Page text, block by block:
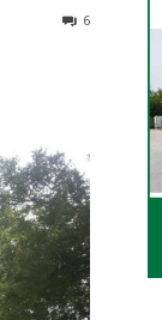
6